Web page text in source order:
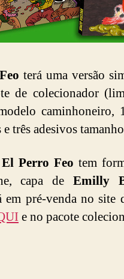
terá uma versão
de colecionador
caminhoneiro,
três adesivos
Perro Feo tem
capa de Emilly
em pré-venda no site
e no pacote